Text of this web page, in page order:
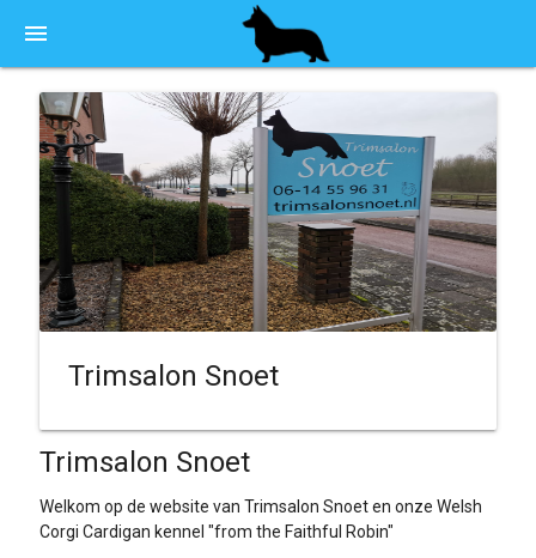
menu
Trimsalon Snoet
Trimsalon Snoet
Welkom op de website van Trimsalon Snoet en onze Welsh
Corgi Cardigan kennel "from the Faithful Robin"